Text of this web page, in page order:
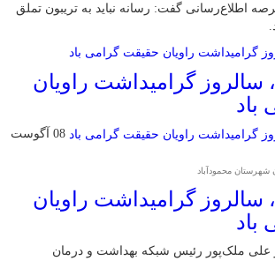
اطلاع‌رسانی گفت: رسانه نباید به تریبون تملق
سالروز گرامیداشت راویان
باد
08 آگوست
محمودآباد
سالروز گرامیداشت راویان
باد
علی ملک‌پور رئیس شبکه بهداشت و درمان